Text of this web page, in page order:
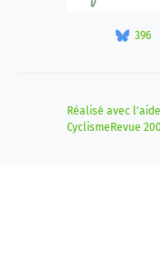
396
Réalisé avec
CyclismeRevue